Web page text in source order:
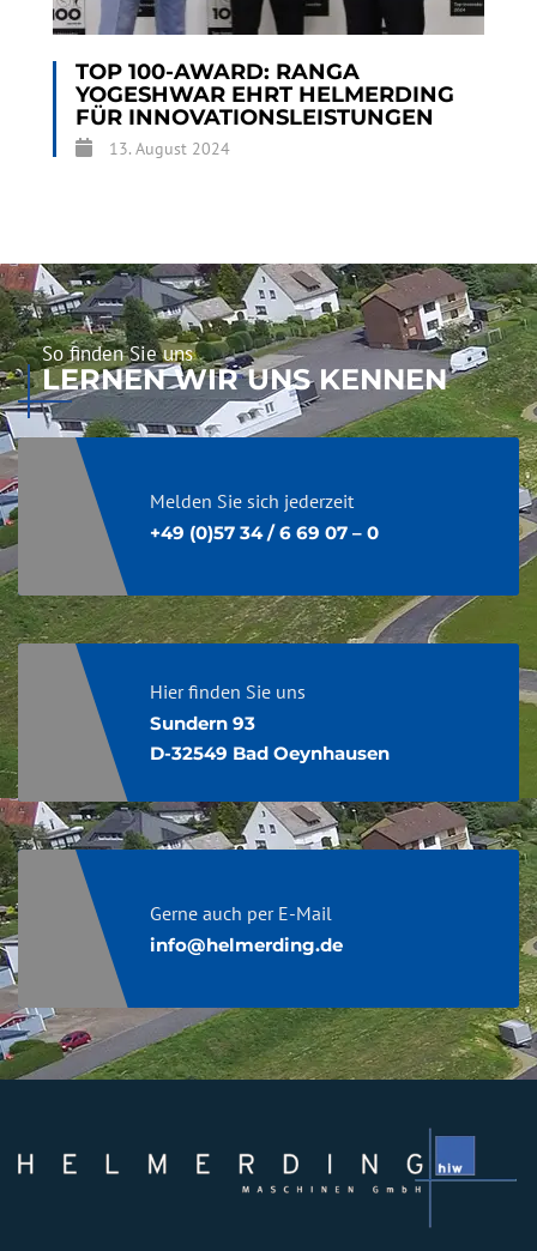
TOP 100-AWARD: RANGA
YOGESHWAR EHRT HELMERDING
FÜR INNOVATIONSLEISTUNGEN
13. August 2024
So finden Sie uns
LERNEN WIR UNS KENNEN
Melden Sie sich jederzeit
+49 (0)57 34 / 6 69 07 – 0
Hier finden Sie uns
Sundern 93
D-32549 Bad Oeynhausen
Gerne auch per E-Mail
info@helmerding.de